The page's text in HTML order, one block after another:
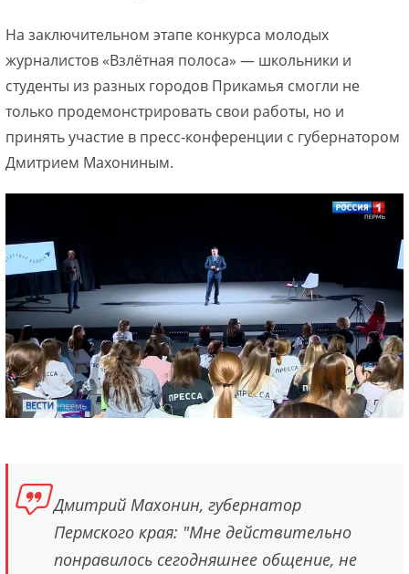
На заключительном этапе конкурса молодых
журналистов «Взлётная полоса» — школьники и
студенты из разных городов Прикамья смогли не
только продемонстрировать свои работы, но и
принять участие в пресс-конференции с губернатором
Дмитрием Махониным.
Дмитрий Махонин, губернатор
Пермского края: "Мне действительно
понравилось сегодняшнее общение, не